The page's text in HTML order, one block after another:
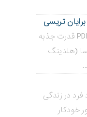
کتاب صوتی و کتاب الکترونیکی PDF قدرت جذبه
(هلدینگ
فرد در زندگی
خودکار